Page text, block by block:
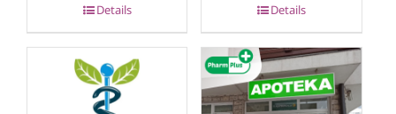
Details Details